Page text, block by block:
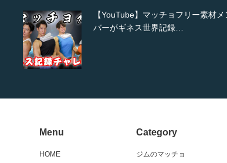
【TV】TBS番組「ひるおび」にてマ
ッスルプラスが紹介されま…
Menu
HOME
Category
ジムのマッチョ